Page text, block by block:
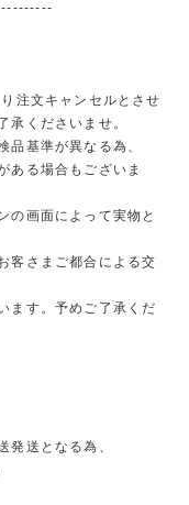
注文キャンセルとさせ
承くださいませ。
品基準が異なる為、
ある場合もございま
の画面によって実物と
客さまご都合による交
ます。予めご了承くだ
発送となる為、